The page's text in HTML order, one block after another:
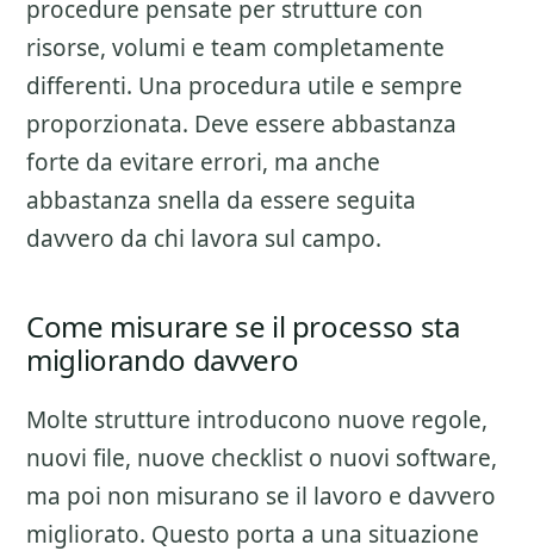
procedure pensate per strutture con
risorse, volumi e team completamente
differenti. Una procedura utile e sempre
proporzionata. Deve essere abbastanza
forte da evitare errori, ma anche
abbastanza snella da essere seguita
davvero da chi lavora sul campo.
Come misurare se il processo sta
migliorando davvero
Molte strutture introducono nuove regole,
nuovi file, nuove checklist o nuovi software,
ma poi non misurano se il lavoro e davvero
migliorato. Questo porta a una situazione